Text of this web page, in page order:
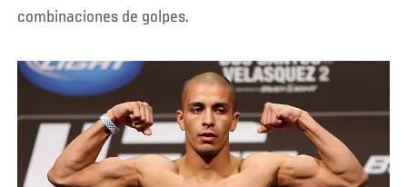
combinaciones de golpes.